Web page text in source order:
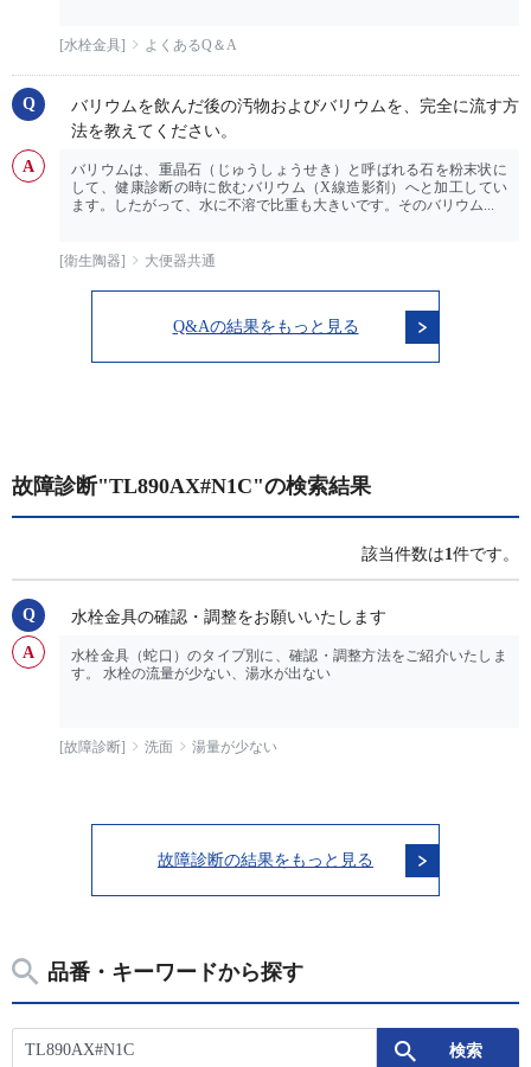
[水栓金具] よくあるQ＆A
バリウムを飲んだ後の汚物およびバリウムを、完全に流す方
法を教えてください。
バリウムは、重晶石（じゅうしょうせき）と呼ばれる石を粉末状に
して、健康診断の時に飲むバリウム（X線造影剤）へと加工してい
ます。したがって、水に不溶で比重も大きいです。そのバリウム...
[衛生陶器] 大便器共通
Q&Aの結果をもっと見る
故障診断"TL890AX#N1C"の検索結果
該当件数は1件です。
水栓金具の確認・調整をお願いいたします
水栓金具（蛇口）のタイプ別に、確認・調整方法をご紹介いたしま
す。 水栓の流量が少ない、湯水が出ない
[故障診断] 洗面 湯量が少ない
故障診断の結果をもっと見る
品番・キーワードから探す